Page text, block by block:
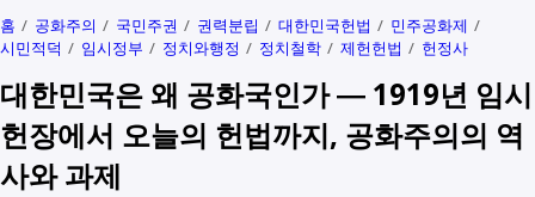
자본과 예산
정치와행정
다문화
SEO
생활정보
생각해보기
홈 공화주의 국민주권 권력분립 대한민국헌법
민주공화제
시민적덕
임시정부 정치와행정 정치철학 제헌헌법 헌정사
대한민국은 왜 공화국인가 ― 1919년 임시
헌장에서 오늘의 헌법까지, 공화주의의 역
사와 과제